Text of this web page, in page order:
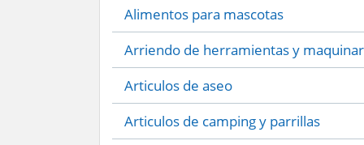
Alimentos para mascotas
Arriendo de herramientas y
Articulos de aseo
Articulos de camping y parrillas